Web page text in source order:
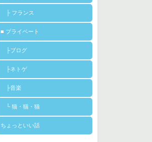
├ フランス
■ プライベート
├ブログ
├ネトゲ
├音楽
└ 猫・猫・猫
ちょっといい話